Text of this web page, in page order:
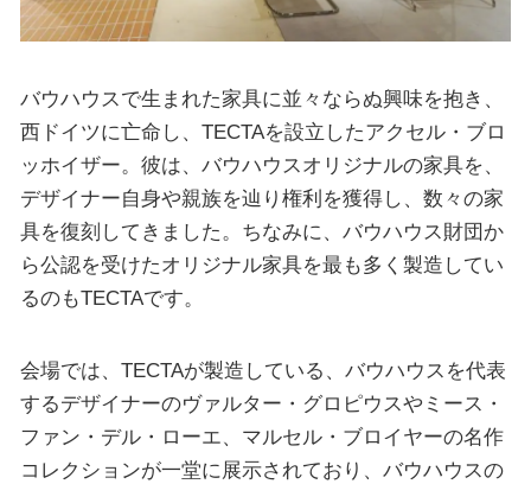
バウハウスで生まれた家具に並々ならぬ興味を抱き、
西ドイツに亡命し、TECTAを設立したアクセル・ブロ
ッホイザー。彼は、バウハウスオリジナルの家具を、
デザイナー自身や親族を辿り権利を獲得し、数々の家
具を復刻してきました。ちなみに、バウハウス財団か
ら公認を受けたオリジナル家具を最も多く製造してい
るのもTECTAです。
会場では、TECTAが製造している、バウハウスを代表
するデザイナーのヴァルター・グロピウスやミース・
ファン・デル・ローエ、マルセル・ブロイヤーの名作
コレクションが一堂に展示されており、バウハウスの